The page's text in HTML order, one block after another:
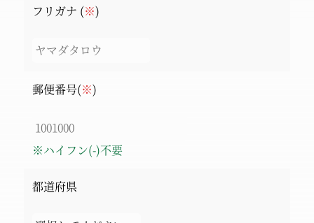
フリガナ (※)
郵便番号(※)
※ハイフン(-)不要
都道府県